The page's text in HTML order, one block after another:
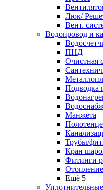
Люк/
Вент.
Водопровод и
ПНД
Очистная
Подводка
Манжета
Трубы/
Кран
Фитинги
Отопление
Ещё 5